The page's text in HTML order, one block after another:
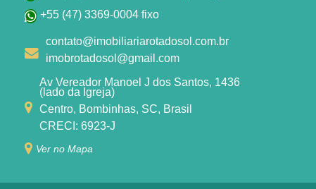
+55 (47) 3369-0004 fixo
contato@imobiliariarotadosol.com.br
imobrotadosol@gmail.com
Av Vereador Manoel J dos Santos, 1436
(lado da Igreja)
Centro, Bombinhas, SC, Brasil
CRECI: 6923-J
Ver no Mapa